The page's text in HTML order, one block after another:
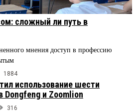
сложный ли путь в
мнения доступ в профессию
1884
использование шести
Dongfeng и Zoomlion
316